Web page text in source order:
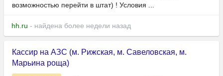
возможностью перейти в штат) ! Условия ...
hh.ru - найдена более недели назад
Кассир на АЗС (м. Рижская, м. Савеловская, м.
Марьина роща)